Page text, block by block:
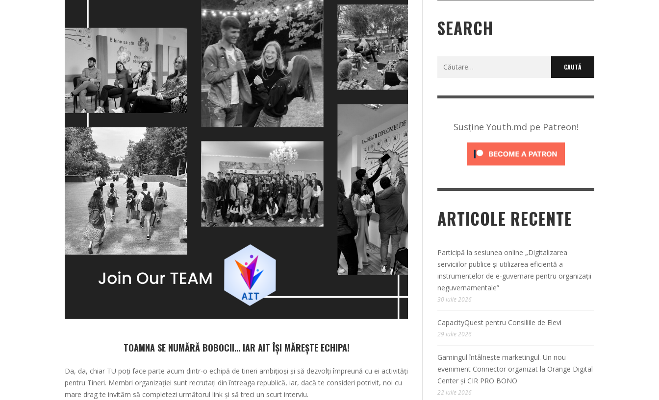
TOAMNA SE NUMĂRĂ BOBOCII… IAR AIT ÎȘI MĂREȘTE ECHIPA!
Da, da, chiar TU poți face parte acum dintr-o echipă de tineri ambițioși și să dezvolți împreună cu ei activități
pentru Tineri. Membri organizației sunt recrutați din întreaga republică, iar, dacă te consideri potrivit, noi cu
mare drag te invităm să completezi următorul link și să treci un scurt interviu.
SEARCH
Caută
Susține Youth.md pe Patreon!
ARTICOLE RECENTE
Participă la sesiunea online „Digitalizarea
serviciilor publice și utilizarea eficientă a
instrumentelor de e-guvernare pentru organizații
neguvernamentale”
30 iulie 2026
CapacityQuest pentru Consiliile de Elevi
29 iulie 2026
Gamingul întâlnește marketingul. Un nou
eveniment Connector organizat la Orange Digital
Center și CIR PRO BONO
22 iulie 2026